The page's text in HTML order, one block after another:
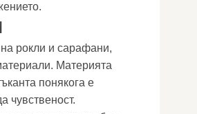
рокли и сарафани,
Материята
понякога е
чувственост.